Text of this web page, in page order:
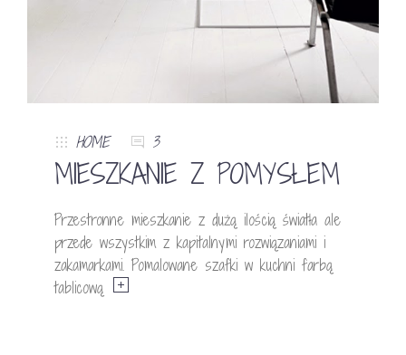
HOME 3
MIESZKANIE Z POMYSŁEM
Przestronne mieszkanie z dużą ilością światła ale
przede wszystkim z kapitalnymi rozwiązaniami i
zakamarkami. Pomalowane szafki w kuchni farbą
tablicową